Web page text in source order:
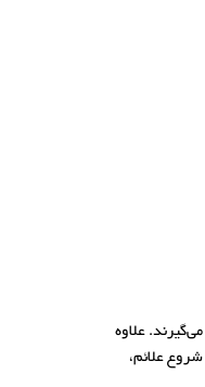
علاوه
علائم،